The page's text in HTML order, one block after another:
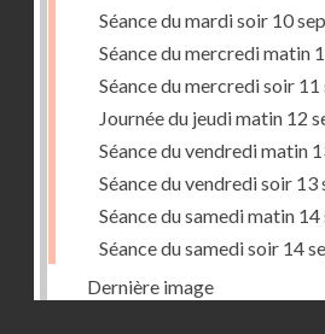
Séance du mardi soir 10
Séance du mercredi matin
Séance du mercredi soir
Journée du jeudi matin 12
Séance du vendredi matin
Séance du vendredi soir
Séance du samedi matin
Séance du samedi soir 14
Dernière image